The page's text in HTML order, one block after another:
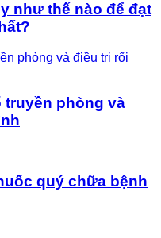
như thế nào để đạt
truyền phòng và
quý chữa bệnh